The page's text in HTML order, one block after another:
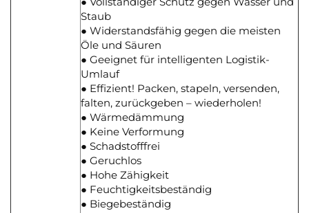
Staub
● Widerstandsfähig gegen die meisten
Öle und Säuren
● Geeignet für intelligenten Logistik-
Umlauf
● Effizient! Packen, stapeln, versenden,
falten, zurückgeben – wiederholen!
● Wärmedämmung
● Keine Verformung
● Schadstofffrei
● Geruchlos
● Hohe Zähigkeit
● Feuchtigkeitsbeständig
● Biegebeständig